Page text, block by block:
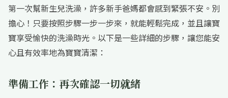
第一次幫新生兒洗澡，許多新手爸媽都會感到緊張不安。別
擔心！只要按照步驟一步一步來，就能輕鬆完成，並且讓寶
寶享受愉快的洗澡時光。以下是一些詳細的步驟，讓您能安
心且有效率地為寶寶清潔：
準備工作：再次確認一切就緒